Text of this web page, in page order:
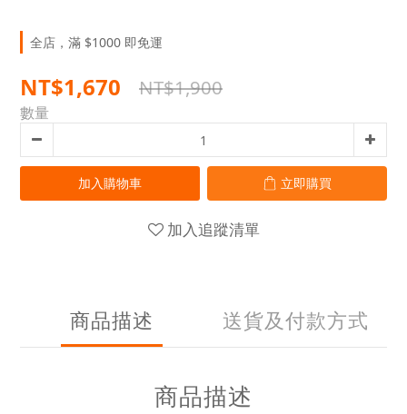
全店，滿 $1000 即免運
NT$1,670 NT$1,900
數量
加入購物車 立即購買
加入追蹤清單
商品描述 送貨及付款方式
商品描述